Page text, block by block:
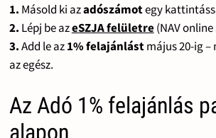
1. Másold ki azadószámotegy
2. Lépj be azeSZJA felületre(NAV
3.Add le az1% felajánlástmájus 20-ig –
az egész.
Az Adó 1% felajánlás
alapon